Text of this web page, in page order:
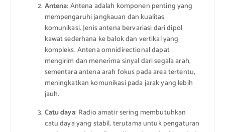
Antena: Antena adalah komponen penting yang
mempengaruhi jangkauan dan kualitas
komunikasi. Jenis antena bervariasi dari dipol
kawat sederhana ke balok dan vertikal yang
kompleks. Antena omnidirectional dapat
mengirim dan menerima sinyal dari segala arah,
sementara antena arah fokus pada area tertentu,
meningkatkan komunikasi pada jarak yang lebih
jauh.
Catu daya: Radio amatir sering membutuhkan
catu daya yang stabil, terutama untuk pengaturan